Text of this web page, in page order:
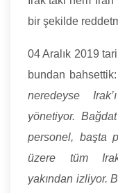
bir şekilde
04 Aralık 2019
bundan bahsettik:
neredeyse
yönetiyor.
personel, başta
üzere tüm Irak
yakından izliyor.